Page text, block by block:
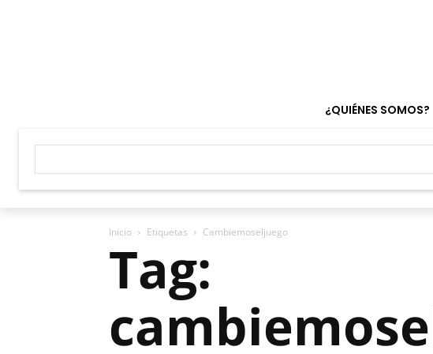
¿QUIÉNES SOMOS?
Inicio Etiquetas Cambiemoseljuego
Tag: